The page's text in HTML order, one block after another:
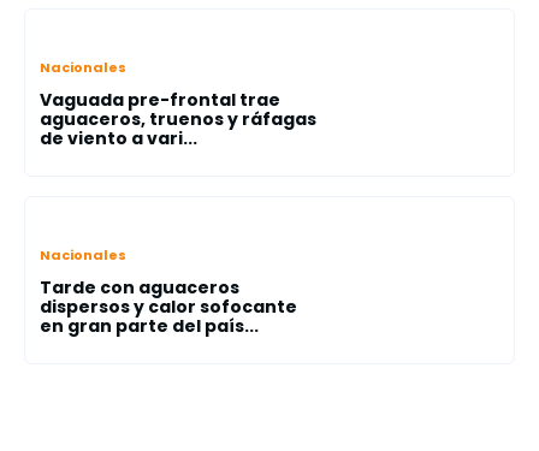
Nacionales
Vaguada pre-frontal trae
aguaceros, truenos y ráfagas
de viento a vari...
Nacionales
Tarde con aguaceros
dispersos y calor sofocante
en gran parte del país...